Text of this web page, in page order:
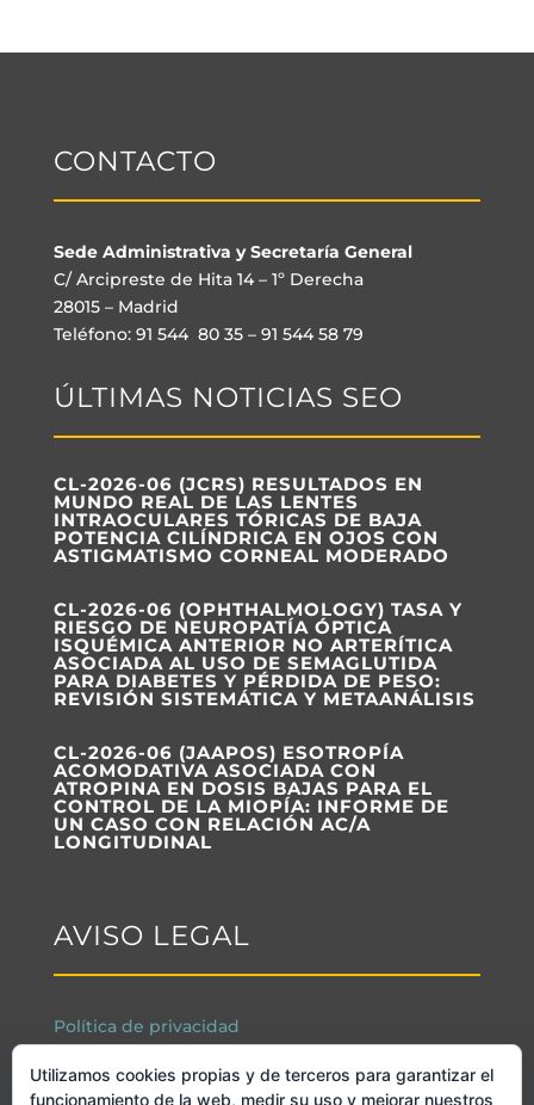
CONTACTO
Sede Administrativa y Secretaría General
C/ Arcipreste de Hita 14 – 1º Derecha
28015 – Madrid
Teléfono: 91 544 80 35 – 91 544 58 79
ÚLTIMAS NOTICIAS SEO
CL-2026-06 (JCRS) RESULTADOS EN
MUNDO REAL DE LAS LENTES
INTRAOCULARES TÓRICAS DE BAJA
POTENCIA CILÍNDRICA EN OJOS CON
ASTIGMATISMO CORNEAL MODERADO
CL-2026-06 (OPHTHALMOLOGY) TASA Y
RIESGO DE NEUROPATÍA ÓPTICA
ISQUÉMICA ANTERIOR NO ARTERÍTICA
ASOCIADA AL USO DE SEMAGLUTIDA
PARA DIABETES Y PÉRDIDA DE PESO:
REVISIÓN SISTEMÁTICA Y METAANÁLISIS
CL-2026-06 (JAAPOS) ESOTROPÍA
ACOMODATIVA ASOCIADA CON
ATROPINA EN DOSIS BAJAS PARA EL
CONTROL DE LA MIOPÍA: INFORME DE
UN CASO CON RELACIÓN AC/A
LONGITUDINAL
AVISO LEGAL
Política de privacidad
Condiciones de uso de la web
Utilizamos cookies propias y de terceros para garantizar el
funcionamiento de la web, medir su uso y mejorar nuestros